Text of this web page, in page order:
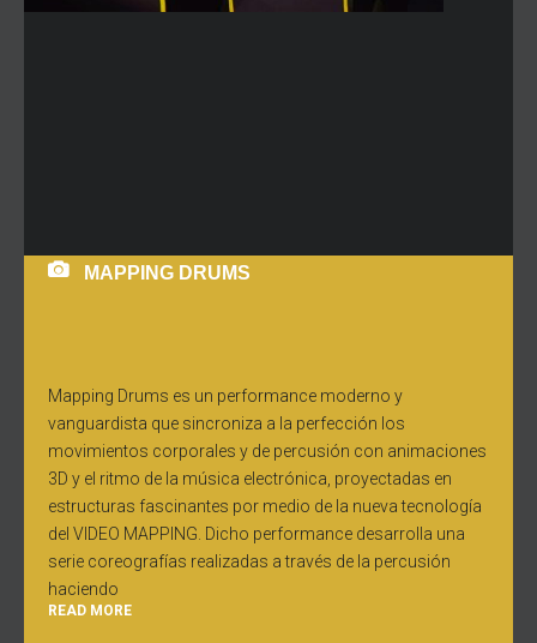
MAPPING DRUMS
Mapping Drums es un performance moderno y
vanguardista que sincroniza a la perfección los
movimientos corporales y de percusión con animaciones
3D y el ritmo de la música electrónica, proyectadas en
estructuras fascinantes por medio de la nueva tecnología
del VIDEO MAPPING. Dicho performance desarrolla una
serie coreografías realizadas a través de la percusión
haciendo
READ MORE